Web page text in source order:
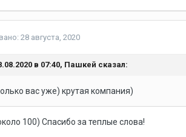
28 августа, 2020
в 07:40, Пашкей сказал:
вас уже) крутая компания)
100) Спасибо за теплые слова!